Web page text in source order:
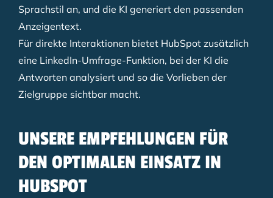
Sprachstil an, und die KI generiert den passenden
Anzeigentext.
Für direkte Interaktionen bietet HubSpot zusätzlich
eine LinkedIn-Umfrage-Funktion, bei der KI die
Antworten analysiert und so die Vorlieben der
Zielgruppe sichtbar macht.
UNSERE EMPFEHLUNGEN FÜR
DEN OPTIMALEN EINSATZ IN
HUBSPOT